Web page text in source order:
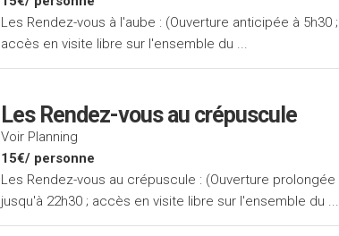
Les Rendez-vous à l'aube : (Ouverture anticipée à 5h30 ;
accès en visite libre sur l'ensemble du ...
Les Rendez-vous au crépuscule
Voir Planning
15€/ personne
Les Rendez-vous au crépuscule : (Ouverture prolongée
jusqu'à 22h30 ; accès en visite libre sur l'ensemble du ...